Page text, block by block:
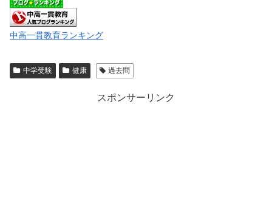
中高一貫教育ランキング
中学受験 健康 過去問
スポンサーリンク